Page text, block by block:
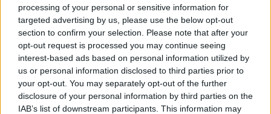
processing of your personal or sensitive information for
targeted advertising by us, please use the below opt-out
section to confirm your selection. Please note that after your
opt-out request is processed you may continue seeing
interest-based ads based on personal information utilized by
us or personal information disclosed to third parties prior to
your opt-out. You may separately opt-out of the further
disclosure of your personal information by third parties on the
IAB’s list of downstream participants. This information may